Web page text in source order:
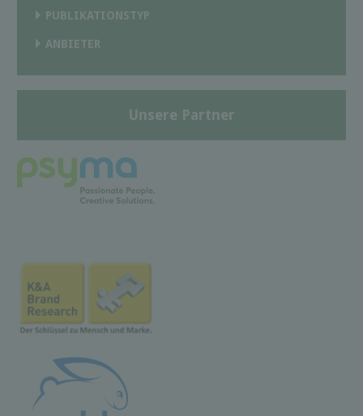
PUBLIKATIONSTYP
ANBIETER
Unsere Partner